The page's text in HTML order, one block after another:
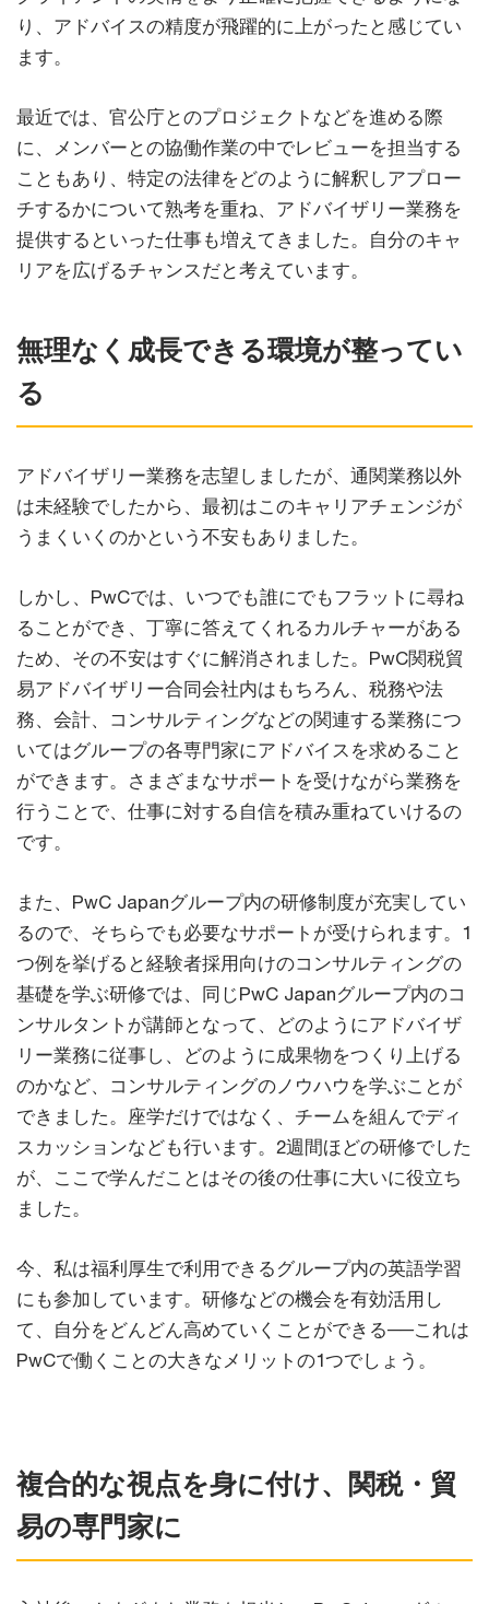
り、アドバイスの精度が飛躍的に上がったと感じてい
ます。
最近では、官公庁とのプロジェクトなどを進める際
に、メンバーとの協働作業の中でレビューを担当する
こともあり、特定の法律をどのように解釈しアプロー
チするかについて熟考を重ね、アドバイザリー業務を
提供するといった仕事も増えてきました。自分のキャ
リアを広げるチャンスだと考えています。
無理なく成長できる環境が整ってい
る
アドバイザリー業務を志望しましたが、通関業務以外
は未経験でしたから、最初はこのキャリアチェンジが
うまくいくのかという不安もありました。
しかし、PwCでは、いつでも誰にでもフラットに尋ね
ることができ、丁寧に答えてくれるカルチャーがある
ため、その不安はすぐに解消されました。PwC関税貿
易アドバイザリー合同会社内はもちろん、税務や法
務、会計、コンサルティングなどの関連する業務につ
いてはグループの各専門家にアドバイスを求めること
ができます。さまざまなサポートを受けながら業務を
行うことで、仕事に対する自信を積み重ねていけるの
です。
また、PwC Japanグループ内の研修制度が充実してい
るので、そちらでも必要なサポートが受けられます。1
つ例を挙げると経験者採用向けのコンサルティングの
基礎を学ぶ研修では、同じPwC Japanグループ内のコ
ンサルタントが講師となって、どのようにアドバイザ
リー業務に従事し、どのように成果物をつくり上げる
のかなど、コンサルティングのノウハウを学ぶことが
できました。座学だけではなく、チームを組んでディ
スカッションなども行います。2週間ほどの研修でした
が、ここで学んだことはその後の仕事に大いに役立ち
ました。
今、私は福利厚生で利用できるグループ内の英語学習
にも参加しています。研修などの機会を有効活用し
て、自分をどんどん高めていくことができる──これは
PwCで働くことの大きなメリットの1つでしょう。
複合的な視点を身に付け、関税・貿
易の専門家に